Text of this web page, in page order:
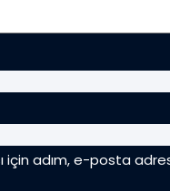
için adım, e-posta